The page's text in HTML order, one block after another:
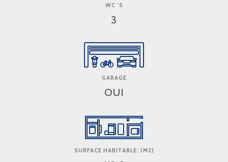
WC´S
3
GARAGE
OUI
SURFACE HABITABLE: (M2)